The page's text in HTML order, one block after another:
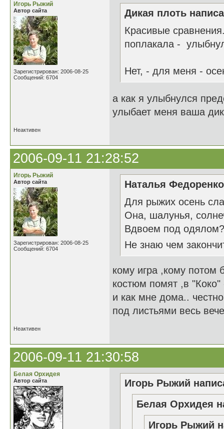
Игорь Рыжий
Автор сайта
Зарегистрирован: 2006-08-25
Сообщений: 6704
Дикая плоть
Красивые
поплакала -
Нет, - для меня -
а как я улыбнулся
улыбает меня ваша
Неактивен
2006-09-11 21:28:52
Игорь Рыжий
Автор сайта
Зарегистрирован: 2006-08-25
Сообщений: 6704
Наталья
Для рыжих осень
Она, шалунья,
Вдвоем под
Не знаю чем
кому игра ,кому потом
костюм помят ,в "Коко"
и как мне дома..
под листьями весь
Неактивен
2006-09-11 21:30:58
Белая Орхидея
Автор сайта
Игорь Рыжий
Белая Орхидея
Игорь Рыжий